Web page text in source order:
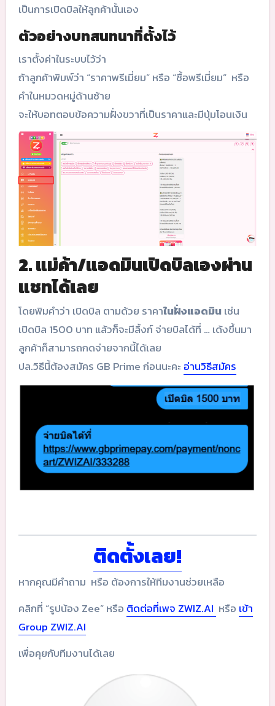
เป็นการเปิดบิลให้ลูกค้านั้นเอง
ตัวอย่างบทสนทนาที่ตั้งไว้
เราตั้งค่าในระบบไว้ว่า
ถ้าลูกค้าพิมพ์ว่า “ราคาพรีเมี่ยม” หรือ “ซื้อพรีเมี่ยม” หรือ
คำในหมวดหมู่ด้านซ้าย
จะให้บอทตอบข้อความฝั่งขวาที่เป็นราคาและมีปุ่มโอนเงิน
2. แม่ค้า/แอดมินเปิดบิลเองผ่าน
แชทได้เลย
โดยพิมคำว่า เปิดบิล ตามด้วย ราคาในฝั่งแอดมินเช่น
เปิดบิล 1500 บาท แล้วก็จะมีลิ้งก์ จ่ายบิลได้ที่ … เด้งขึ้นมา
ลูกค้าก็สามารถกดจ่ายจากนี้ได้เลย
ปล.วิธีนี้ต้องสมัคร GB Prime ก่อนนะคะ อ่านวิธีสมัคร
ติดตั้งเลย!
หากคุณมีคำถาม หรือ ต้องการให้ทีมงานช่วยเหลือ
คลิกที่ “รูปน้อง Zee” หรือ ติดต่อที่เพจ ZWIZ.AI หรือ เข้า
Group ZWIZ.AI
เพื่อคุยกับทีมงานได้เลย